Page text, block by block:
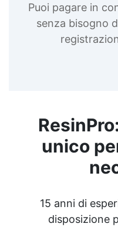
Puoi pagare in
senza bisogno
unico
15 anni di
disposizione